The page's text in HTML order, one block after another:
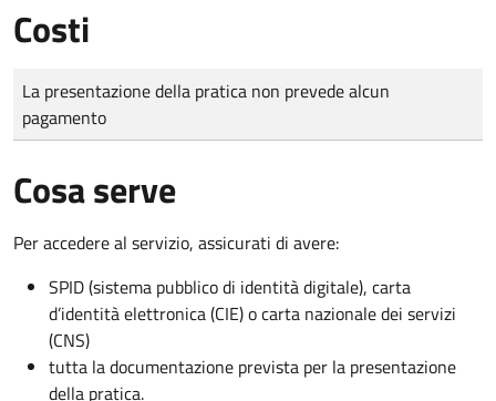
Costi
Tipo di pagamento
Importo
La presentazione della pratica non prevede alcun
pagamento
Cosa serve
Per accedere al servizio, assicurati di avere:
SPID (sistema pubblico di identità digitale), carta
d’identità elettronica (CIE) o carta nazionale dei servizi
(CNS)
tutta la documentazione prevista per la presentazione
della pratica.